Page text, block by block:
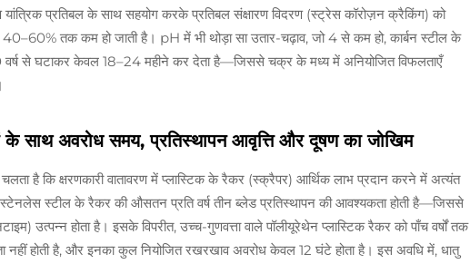
यांत्रिक प्रतिबल के साथ सहयोग करके प्रतिबल संक्षारण विदरण (स्ट्रेस कॉरोज़न क्रैकिंग) को
तक कम हो जाती है। pH में भी थोड़ा सा उतार-चढ़ाव, जो 4 से कम हो, कार्बन स्टील के
वर्ष से घटाकर केवल 18–24 महीने कर देता है—जिससे चक्र के मध्य में अनियोजित विफलताएँ
के साथ अवरोध समय, प्रतिस्थापन आवृत्ति और दूषण का जोखिम
है कि क्षरणकारी वातावरण में प्लास्टिक के रैकर (स्क्रैपर) आर्थिक लाभ प्रदान करने में अत्यंत
स्टील के रैकर की औसतन प्रति वर्ष तीन ब्लेड प्रतिस्थापन की आवश्यकता होती है—जिससे
उत्पन्न होता है। इसके विपरीत, उच्च-गुणवत्ता वाले पॉलीयूरेथेन प्लास्टिक रैकर को पाँच वर्षों तक
नहीं होती है, और इनका कुल नियोजित रखरखाव अवरोध केवल 12 घंटे होता है। इस अवधि में, धातु